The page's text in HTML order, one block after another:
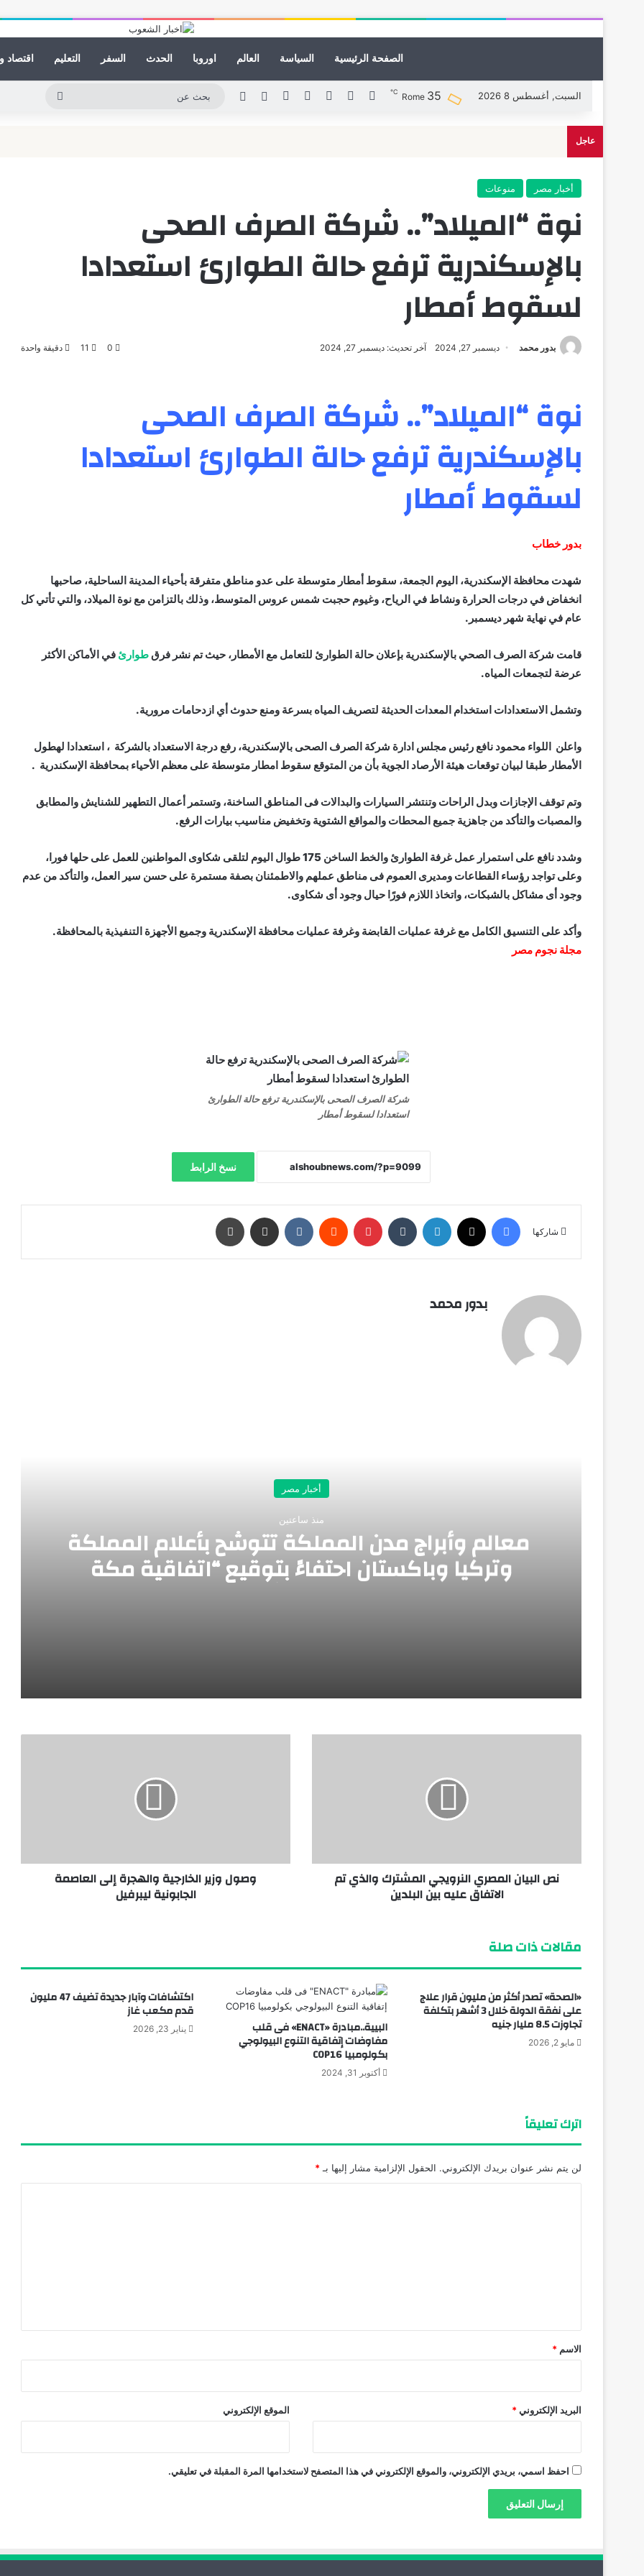
الصفحة الرئيسية السياسة العالم اوروبا الحدث السفر التعليم اقتصاد
السبت, أغسطس 8 2026 Rome 35
℃ فيسبوك لينكدإنيوتيوب انستقراممقال عشوائي
الوضع المظلم
عاجل
أخبار مصر منوعات
نوة “الميلاد”.. شركة الصرف الصحى
بالإسكندرية ترفع حالة الطوارئ استعدادا
لسقوط أمطار
بدور محمد ديسمبر 27, 2024 آخر تحديث: ديسمبر 27, 2024 0
11 دقيقة واحدة
نوة “الميلاد”..شركة الصرف الصحى
بالإسكندرية ترفع حالة الطوارئ استعدادا
لسقوط أمطار
بدور خطاب
شهدت محافظة الإسكندرية، اليوم الجمعة، سقوط أمطار متوسطة على عدو مناطق متفرقة بأحياء المدينة الساحلية، صاحبها
انخفاض في درجات الحرارة ونشاط في الرياح، وغيوم حجبت شمس عروس المتوسط، وذلك بالتزامن مع نوة الميلاد، والتي تأتي كل
عام في نهاية شهر ديسمبر.
قامت شركة الصرف الصحي بالإسكندرية بإعلان حالة الطوارئ للتعامل مع الأمطار، حيث تم نشر فرق طوارئ في الأماكن الأكثر
عرضة لتجمعات المياه.
وتشمل الاستعدادات استخدام المعدات الحديثة لتصريف المياه بسرعة ومنع حدوث أي ازدحامات مرورية.
واعلن اللواء محمود نافع رئيس مجلس ادارة شركة الصرف الصحى بالإسكندرية، رفع درجة الاستعداد بالشركة ، استعدادا لهطول
الأمطار طبقا لبيان توقعات هيئة الأرصاد الجوية بأن من المتوقع سقوط امطار متوسطة على معظم الأحياء بمحافظة الإسكندرية .
وتم توقف الإجازات وبدل الراحات وتنتشر السيارات والبدالات فى المناطق الساخنة، وتستمر أعمال التطهير للشنايش والمطابق
والمصبات والتأكد من جاهزية جميع المحطات والمواقع الشتوية وتخفيض مناسيب بيارات الرفع.
وشدد نافع على استمرار عمل غرفة الطوارئ والخط الساخن 175 طوال اليوم لتلقى شكاوى المواطنين للعمل على حلها فورا،
وعلى تواجد رؤساء القطاعات ومديرى العموم فى مناطق عملهم والاطمئنان بصفة مستمرة على حسن سير العمل، والتأكد من عدم
وجود أى مشاكل بالشبكات، واتخاذ اللازم فورًا حيال وجود أى شكاوى.
وأكد على التنسيق الكامل مع غرفة عمليات القابضة وغرفة عمليات محافظة الإسكندرية وجميع الأجهزة التنفيذية بالمحافظة.
مجلة نجوم مصر
شركة الصرف الصحى بالإسكندرية ترفع حالة الطوارئ
استعدادا لسقوط أمطار
نسخ الرابط
شاركها
بدور محمد
أخبار مصر
منذ ساعتين
معالم وأبراج مدن المملكة تتوشّح بأعلام المملكة
وتركيا وباكستان احتفاءً بتوقيع “اتفاقية مكة
للدفاع المشترك”
منذ 4 أيام
ميناء_دمياط استقبل خلال الـ 24 ساعة الماضية عدد 13 سفينة .. بينما غادر 12 سفينة
نص البيان المصري النرويجي المشترك والذي تم
الاتفاق عليه بين البلدين
وصول وزير الخارجية والهجرة إلى العاصمة
الجابونية ليبرفيل
مقالات ذات صلة
«الصحة» تصدر أكثر من مليون قرار علاج
على نفقة الدولة خلال 3 أشهر بتكلفة
تجاوزت 8.5 مليار جنيه
مايو 2, 2026
البيية..مبادرة «ENACT» فى قلب
مفاوضات إتفاقية التنوع البيولوجي
بكولومبيا COP16
أكتوبر 31, 2024
اكتشافات وآبار جديدة تضيف 47 مليون
قدم مكعب غاز
يناير 23, 2026
اترك تعليقاً
لن يتم نشر عنوان بريدك الإلكتروني. الحقول الإلزامية مشار إليها بـ *
*
الاسم *
البريد الإلكتروني * الموقع الإلكتروني
احفظ اسمي، بريدي الإلكتروني، والموقع الإلكتروني في هذا المتصفح لاستخدامها المرة المقبلة في تعليقي.